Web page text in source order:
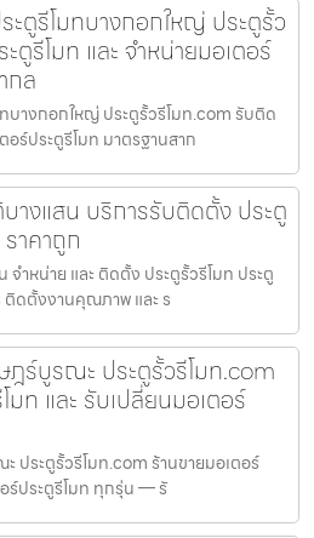
ะตูรีโมทบางกอกใหญ่ ประตูรั้ว
รีโมท และ จำหน่ายมอเตอร์
กล
บางกอกใหญ่ ประตูรั้วรีโมท.com รับติด
อร์ประตูรีโมท มาตรฐานสาก
างแสน บริการรับติดตั้ง ประตู
าคาถูก
ำหน่าย และ ติดตั้ง ประตูรั้วรีโมท ประตู
ดตั้งงานคุณภาพ และ ร
ฎร์บูรณะ ประตูรั้วรีโมท.com
มท และ รับเปลี่ยนมอเตอร์
ประตูรั้วรีโมท.com ร้านขายมอเตอร์
ร์ประตูรีโมท ทุกรุ่น — รั